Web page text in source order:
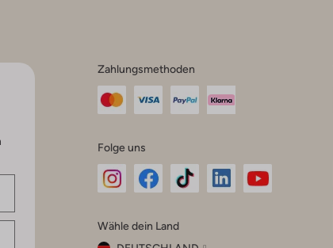
Zahlungsmethoden
Folge uns
Instagram
Facebook
TikTok
Wähle dein Land